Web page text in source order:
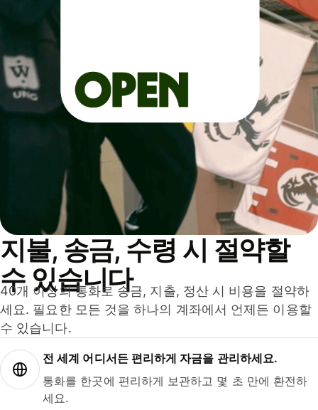
지불, 송금, 수령 시 절약할
수 있습니다
40개 이상의 통화로 송금, 지출, 정산 시 비용을 절약하
세요. 필요한 모든 것을 하나의 계좌에서 언제든 이용할
수 있습니다.
전 세계 어디서든 편리하게 자금을 관리하세요.
통화를 한곳에 편리하게 보관하고 몇 초 만에 환전하
세요.